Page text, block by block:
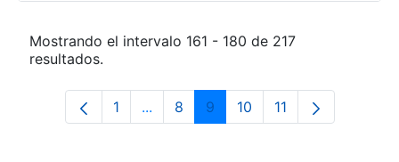
Mostrando el intervalo 161 - 180 de 217
resultados.
Página
1 ...Páginas intermedias Use TAB para
Página
8 Página
9 Página
10 Página
11